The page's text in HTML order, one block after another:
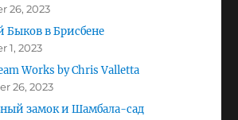
26, 2023
в Брисбене
1, 2023
Works by Chris Valletta
26, 2023
замок и Шамбала-сад